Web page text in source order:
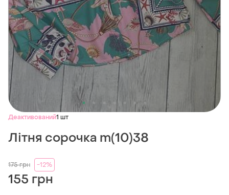
Деактивований1 шт
Літня сорочка m(10)38
175грн -12%
155 грн